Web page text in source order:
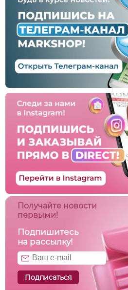
Получайте новости
первыми!
Подпишитесь
на рассылку!
Подписаться